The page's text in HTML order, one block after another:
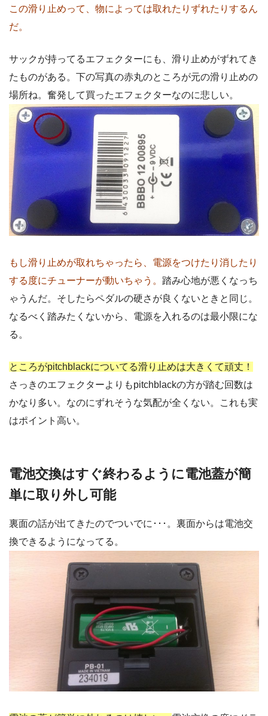
この滑り止めって、物によっては取れたりずれたりするん
だ。
サックが持ってるエフェクターにも、滑り止めがずれてき
たものがある。下の写真の赤丸のところが元の滑り止めの
場所ね。奮発して買ったエフェクターなのに悲しい。
もし滑り止めが取れちゃったら、電源をつけたり消したり
する度にチューナーが動いちゃう。 踏み心地が悪くなっち
ゃうんだ。そしたらペダルの硬さが良くないときと同じ。
なるべく踏みたくないから、電源を入れるのは最小限にな
る。
ところがpitchblackについてる滑り止めは大きくて頑丈！
さっきのエフェクターよりもpitchblackの方が踏む回数は
かなり多い。なのにずれそうな気配が全くない。これも実
はポイント高い。
電池交換はすぐ終わるように電池蓋が簡
単に取り外し可能
裏面の話が出てきたのでついでに･･･。裏面からは電池交
換できるようになってる。